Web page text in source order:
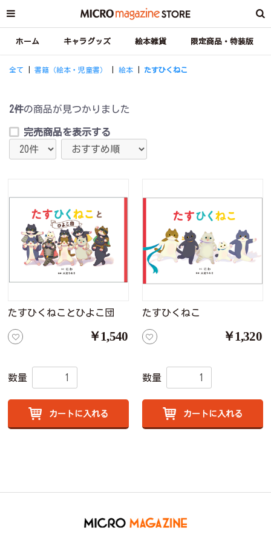
ホーム キャラグッズ 絵本雑貨 限定商品・特装版
全て 書籍（絵本・児童書） 絵本 たすひくねこ
2件の商品が見つかりました
完売商品を表示する
たすひくねことひよこ団
￥1,540
数量
カートに入れる
たすひくねこ
￥1,320
数量
カートに入れる